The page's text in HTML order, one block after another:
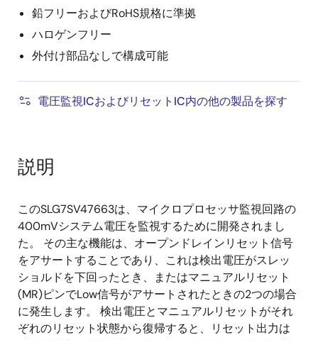
鉛フリーおよびRoHS規格に準拠
ハロゲンフリー
外付け部品なしで構成可能
電圧監視ICおよびリセットIC内の他の製品を探す
説明
このSLG7SV47663は、マイクロプロセッサ監視回路の
400mVシステム電圧を監視するために開発されまし
た。 その主な機能は、オープンドレインリセット信号
をアサートすることであり、これは検出電圧がスレッ
ショルドを下回ったとき、またはマニュアルリセット
(MR)ピンでLow信号がアサートされたときの2つの場合
に発生します。 検出電圧とマニュアルリセットがそれ
ぞれのリセット状態から復帰すると、リセット出力は